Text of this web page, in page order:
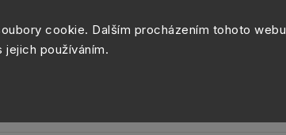
cookie. Dalším procházením tohoto webu
jejich používáním.